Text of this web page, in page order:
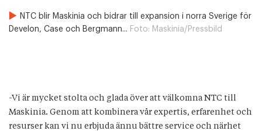
NTC blir Maskinia och bidrar till expansion i norra Sverige för
Develon, Case och Bergmann... Foto: Maskinia/Pressbild
-Vi är mycket stolta och glada över att välkomna NTC till
Maskinia. Genom att kombinera vår expertis, erfarenhet och
resurser kan vi nu erbjuda ännu bättre service och närhet